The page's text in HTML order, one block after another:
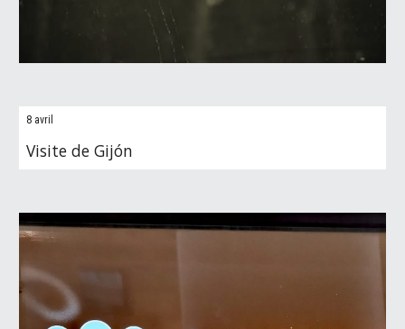
8 avril
Visite de Gijón